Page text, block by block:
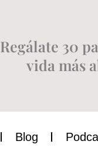
Regálate 30
vida más
Blog